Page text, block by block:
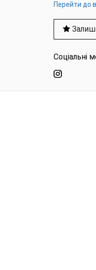
Перейти до
Соціальні